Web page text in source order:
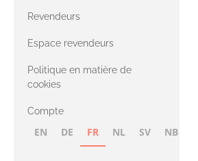
Compatible
avec le fil Merino
avec le fil Heavy
Revendeurs
Espace revendeurs
Politique en matière de
cookies
Compte
EN DE FR NL SV NB